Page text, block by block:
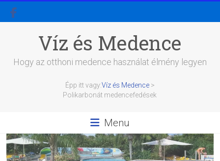
Skip
content
Víz és Medence
Hogy az otthoni medence használat élmény legyen
Épp itt vagy:Víz és Medence>
Polikarbonát medencefedések
Menu